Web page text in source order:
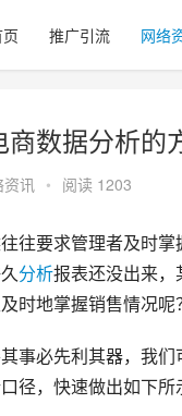
推广引流 网络
数据分析的
资讯 • 阅读 1203
往要求管理者及时
分析报表还没出来
时地掌握销售情况呢
事必先利其器，我
径，快速做出如下所